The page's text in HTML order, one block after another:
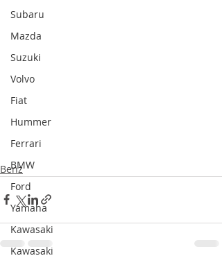
Subaru
Mazda
Suzuki
Volvo
Fiat
Hummer
Ferrari
BMW
Ford
Yamaha
Kawasaki
Kawasaki
Benz